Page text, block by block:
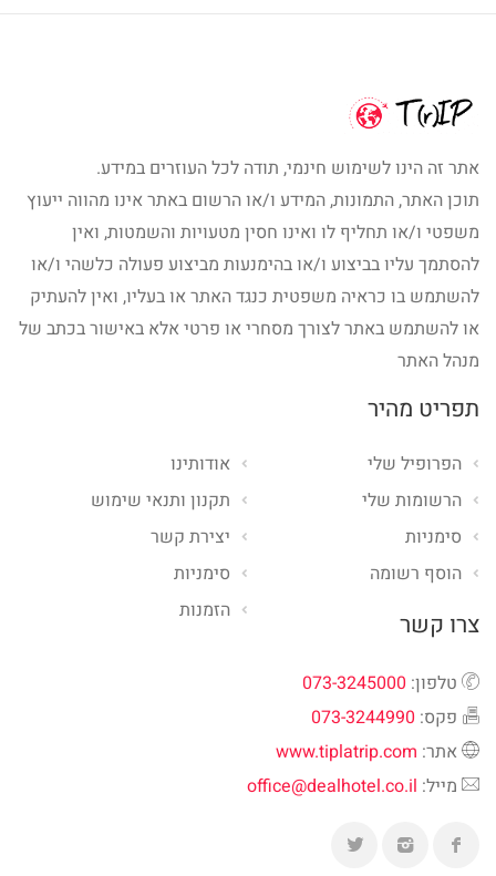
אתר זה הינו לשימוש חינמי, תודה לכל העוזרים במידע.
תוכן האתר, התמונות, המידע ו/או הרשום באתר אינו מהווה ייעוץ
משפטי ו/או תחליף לו ואינו חסין מטעויות והשמטות, ואין
להסתמך עליו בביצוע ו/או בהימנעות מביצוע פעולה כלשהי ו/או
להשתמש בו כראיה משפטית כנגד האתר או בעליו, ואין להעתיק
או להשתמש באתר לצורך מסחרי או פרטי אלא באישור בכתב של
מנהל האתר
תפריט מהיר
אודותינו
תקנון ותנאי שימוש
יצירת קשר
סימניות
הזמנות
הפרופיל שלי
הרשומות שלי
סימניות
הוסף רשומה
צרו קשר
טלפון: 073-3245000
פקס: 073-3244990
אתר: www.tiplatrip.com
מייל: office@dealhotel.co.il